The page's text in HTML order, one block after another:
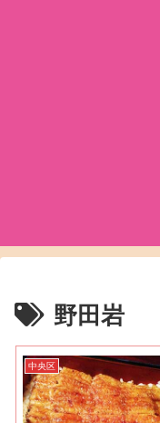
野田岩
中央区